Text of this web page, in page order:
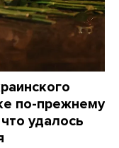
по-прежнему
удалось